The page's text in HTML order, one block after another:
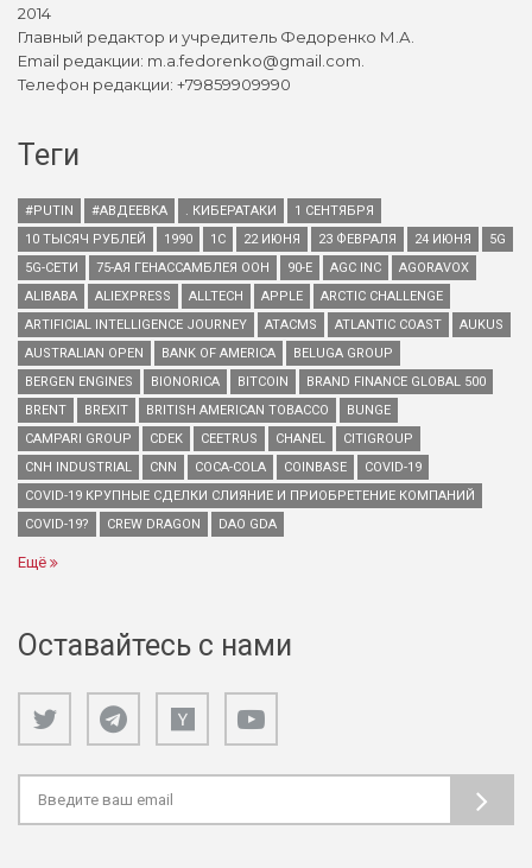
2014
Главный редактор и учредитель Федоренко М.А.
Email редакции: m.a.fedorenko@gmail.com.
Телефон редакции: +79859909990
Теги
#PUTIN #АВДЕЕВКА . КИБЕРАТАКИ
1 СЕНТЯБРЯ
10 ТЫСЯЧ РУБЛЕЙ
1990 1С 22 ИЮНЯ 23 ФЕВРАЛЯ 24 ИЮНЯ
5G
5G-СЕТИ
75-АЯ ГЕНАССАМБЛЕЯ ООН 90-Е AGC INC
AGORAVOX
ALIBABA
ALIEXPRESS ALLTECH APPLE
ARCTIC CHALLENGE
ARTIFICIAL INTELLIGENCE JOURNEY
ATACMS ATLANTIC COAST
AUKUS
AUSTRALIAN OPEN
BANK OF AMERICA
BELUGA GROUP
BERGEN ENGINES
BIONORICA BITCOIN
BRAND FINANCE GLOBAL 500
BRENT
BREXIT BRITISH AMERICAN TOBACCO
BUNGE
CAMPARI GROUP
CDEK CEETRUS CHANEL
CITIGROUP
CNH INDUSTRIAL
CNN COCA-COLA COINBASE
COVID-19
COVID-19 КРУПНЫЕ СДЕЛКИ СЛИЯНИЕ И ПРИОБРЕТЕНИЕ КОМПАНИЙ
COVID-19?
CREW DRAGON DAO GDA
Ещё
Оставайтесь с нами